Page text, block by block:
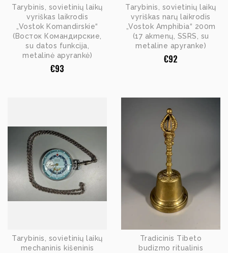
Tarybinis, sovietinių laikų
vyriškas laikrodis
„Vostok Komandirskie“
(Восток Командирские,
su datos funkcija,
metalinė apyrankė)
€93
Tarybinis, sovietinių laikų
vyriškas narų laikrodis
„Vostok Amphibia“ 200m
(17 akmenų, SSRS, su
metaline apyranke)
€92
Tarybinis, sovietinių laikų
mechaninis kišeninis
Tradicinis Tibeto
budizmo ritualinis